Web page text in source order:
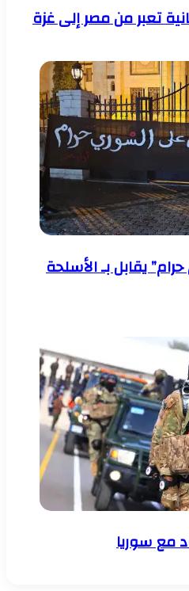
تعبر من مصر إلى غزة
يقابل بـ الأسلحة
مع سوريا